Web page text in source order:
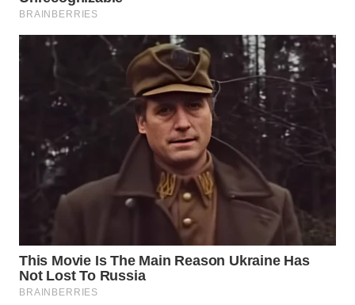
BEKASI
WN
BOGOR
WN
WN
TAPANULI
UTARA
SAMOSIR
WN